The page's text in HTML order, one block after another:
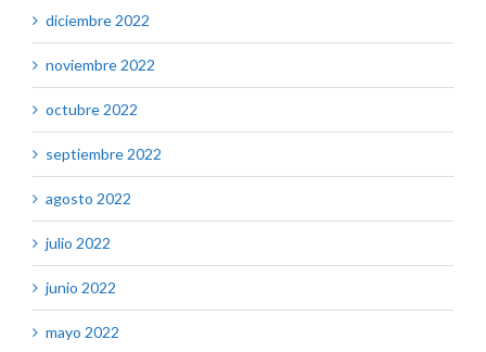
diciembre 2022
noviembre 2022
octubre 2022
septiembre 2022
agosto 2022
julio 2022
junio 2022
mayo 2022